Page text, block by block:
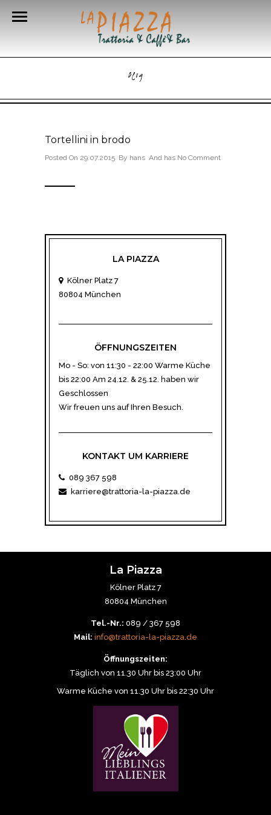
Blog
Tortellini in brodo
Posted On 29.07.2015 By hans And has No Comment
LA PIAZZA
Kölner Platz 7
80804 München
ÖFFNUNGSZEITEN
Mo - So: von 11:30 - 22:00 Warme Küche
bis 22:00 Am 24.12. & 25.12. haben wir
Geschlossen
Wir freuen uns auf Ihren Besuch.
KONTAKT UM KARRIERE
089 367 598
karriere@trattoria-la-piazza.de
La Piazza
Kölner Platz 7
80804 München
Tel.-Nr.: 089 / 367 598
Mail: info@trattoria-la-piazza.de
Öffnungszeiten:
Täglich von 11.30 Uhr bis 23:00 Uhr
Warme Küche von 11.30 Uhr bis 22:30 Uhr